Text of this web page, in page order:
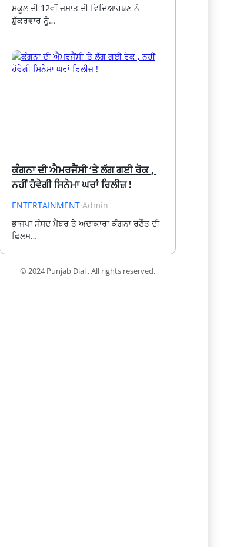
ਸਕੂਲ ਦੀ 12ਵੀਂ ਜਮਾਤ ਦੀ ਵਿਦਿਆਰਥਣ ਨੇ
ਸ਼ੁੱਕਰਵਾਰ ਨੂੰ…
ਕੰਗਨਾ ਦੀ ਐਮਰਜੈਂਸੀ ‘ਤੇ ਲੱਗ ਗਈ ਰੋਕ ,
ਨਹੀਂ ਹੋਵੇਗੀ ਸਿਨੇਮਾ ਘਰਾਂ ਰਿਲੀਜ਼ !
ENTERTAINMENT·Admin
ਭਾਜਪਾ ਸੰਸਦ ਮੈਂਬਰ ਤੇ ਅਦਾਕਾਰਾ ਕੰਗਨਾ ਰਣੌਤ ਦੀ
ਫ਼ਿਲਮ…
© 2024 Punjab Dial . All rights reserved.